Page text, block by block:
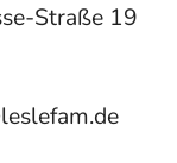
Straße 19